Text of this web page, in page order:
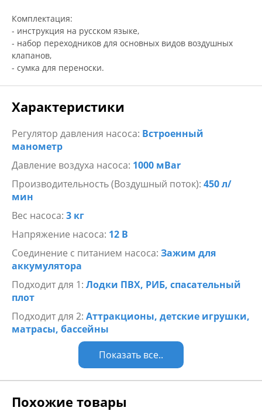
Комплектация:
- инструкция на русском языке,
- набор переходников для основных видов воздушных
клапанов,
- сумка для переноски.
Характеристики
Регулятор давления насоса: Встроенный
манометр
Давление воздуха насоса: 1000 мBar
Производительность (Воздушный поток): 450 л/
мин
Вес насоса: 3 кг
Напряжение насоса: 12 В
Соединение с питанием насоса: Зажим для
аккумулятора
Подходит для 1: Лодки ПВХ, РИБ, спасательный
плот
Подходит для 2: Аттракционы, детские игрушки,
матрасы, бассейны
Показать все..
Похожие товары